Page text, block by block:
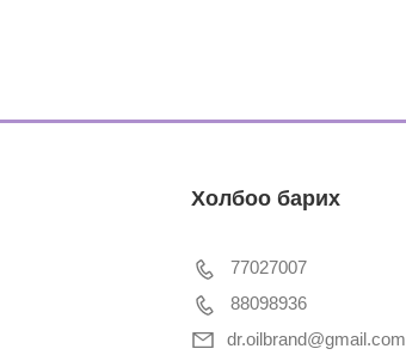
Холбоо барих
77027007
88098936
dr.oilbrand@gmail.com